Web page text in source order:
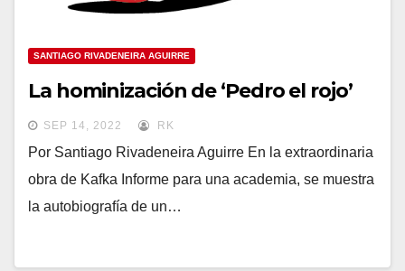
SANTIAGO RIVADENEIRA AGUIRRE
La hominización de ‘Pedro el rojo’
SEP 14, 2022 RK
Por Santiago Rivadeneira Aguirre En la extraordinaria
obra de Kafka Informe para una academia, se muestra
la autobiografía de un…